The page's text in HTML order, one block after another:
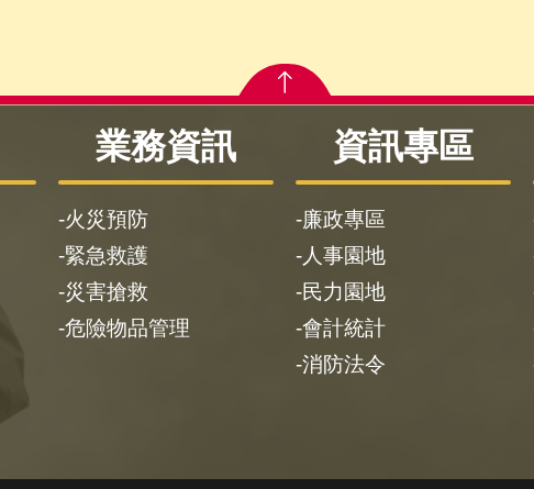
業務資訊
火災預防
緊急救護
災害搶救
危險物品管理
資訊專區
廉政專區
人事園地
民力園地
會計統計
消防法令